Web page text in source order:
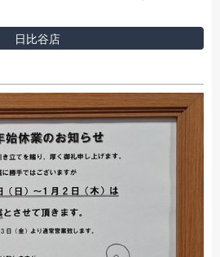
日比谷店